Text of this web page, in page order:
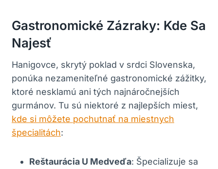
Gastronomické Zázraky: Kde Sa
Najesť
Hanigovce, skrytý poklad v srdci Slovenska,
ponúka nezameniteľné gastronomické zážitky,
ktoré nesklamú ani tých najnáročnejších
gurmánov. Tu sú niektoré z najlepších miest,
kde si môžete pochutnať na miestnych
špecialitách:
Reštaurácia U Medveďa: Špecializuje sa